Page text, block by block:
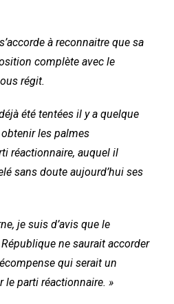
à reconnaitre que sa
complète avec le
régit.
été tentées il y a quelque
les palmes
réactionnaire, auquel il
sans doute aujourd’hui ses
je suis d’avis que le
ne saurait accorder
qui serait un
le parti réactionnaire. »